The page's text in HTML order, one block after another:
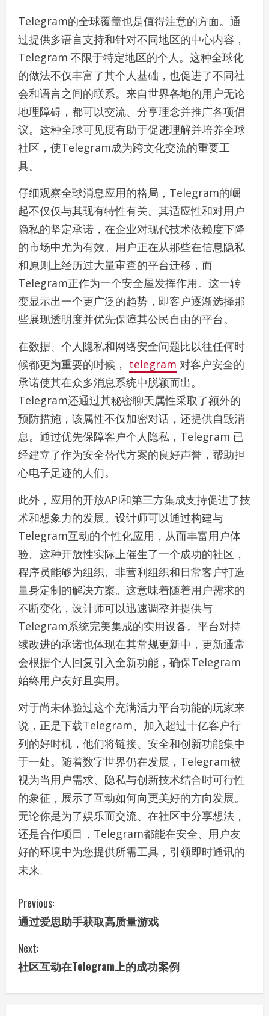
Telegram的全球覆盖也是值得注意的方面。通
过提供多语言支持和针对不同地区的中心内容，
Telegram 不限于特定地区的个人。这种全球化
的做法不仅丰富了其个人基础，也促进了不同社
会和语言之间的联系。来自世界各地的用户无论
地理障碍，都可以交流、分享理念并推广各项倡
议。这种全球可见度有助于促进理解并培养全球
社区，使Telegram成为跨文化交流的重要工
具。
仔细观察全球消息应用的格局，Telegram的崛
起不仅仅与其现有特性有关。其适应性和对用户
隐私的坚定承诺，在企业对现代技术依赖度下降
的市场中尤为有效。用户正在从那些在信息隐私
和原则上经历过大量审查的平台迁移，而
Telegram正作为一个安全屋发挥作用。这一转
变显示出一个更广泛的趋势，即客户逐渐选择那
些展现透明度并优先保障其公民自由的平台。
在数据、个人隐私和网络安全问题比以往任何时
候都更为重要的时候， telegram 对客户安全的
承诺使其在众多消息系统中脱颖而出。
Telegram还通过其秘密聊天属性采取了额外的
预防措施，该属性不仅加密对话，还提供自毁消
息。通过优先保障客户个人隐私，Telegram 已
经建立了作为安全替代方案的良好声誉，帮助担
心电子足迹的人们。
此外，应用的开放API和第三方集成支持促进了技
术和想象力的发展。设计师可以通过构建与
Telegram互动的个性化应用，从而丰富用户体
验。这种开放性实际上催生了一个成功的社区，
程序员能够为组织、非营利组织和日常客户打造
量身定制的解决方案。这意味着随着用户需求的
不断变化，设计师可以迅速调整并提供与
Telegram系统完美集成的实用设备。平台对持
续改进的承诺也体现在其常规更新中，更新通常
会根据个人回复引入全新功能，确保Telegram
始终用户友好且实用。
对于尚未体验过这个充满活力平台功能的玩家来
说，正是下载Telegram、加入超过十亿客户行
列的好时机，他们将链接、安全和创新功能集中
于一处。随着数字世界仍在发展，Telegram被
视为当用户需求、隐私与创新技术结合时可行性
的象征，展示了互动如何向更美好的方向发展。
无论你是为了娱乐而交流、在社区中分享想法，
还是合作项目，Telegram都能在安全、用户友
好的环境中为您提供所需工具，引领即时通讯的
未来。
C
o
n
t
Previous:
通过爱思助手获取高质量游戏
Next:
社区互动在Telegram上的成功案例